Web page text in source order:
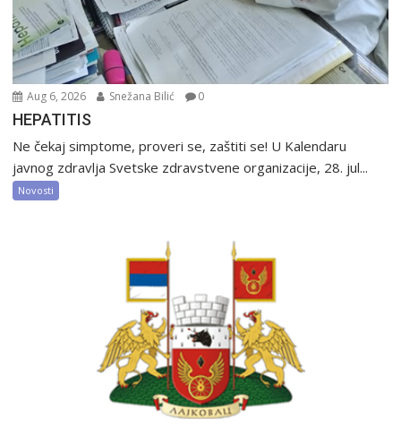
Aug 6, 2026 Snežana Bilić 0
HEPATITIS
Ne čekaj simptome, proveri se, zaštiti se! U Kalendaru
javnog zdravlja Svetske zdravstvene organizacije, 28. jul...
Novosti